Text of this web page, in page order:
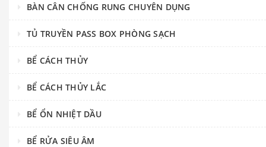
BÀN CÂN CHỐNG RUNG CHUYÊN DỤNG
TỦ TRUYỀN PASS BOX PHÒNG SẠCH
BỂ CÁCH THỦY
BỂ CÁCH THỦY LẮC
BỂ ỔN NHIỆT DẦU
BỂ RỬA SIÊU ÂM